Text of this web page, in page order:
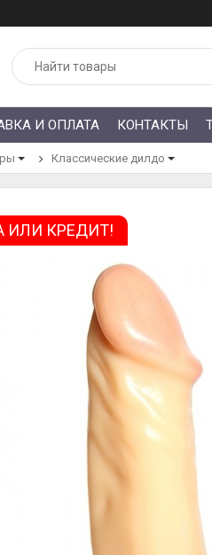
И ОПЛАТА КОНТАКТЫ
Классические дилдо
ИЛИ КРЕДИТ!